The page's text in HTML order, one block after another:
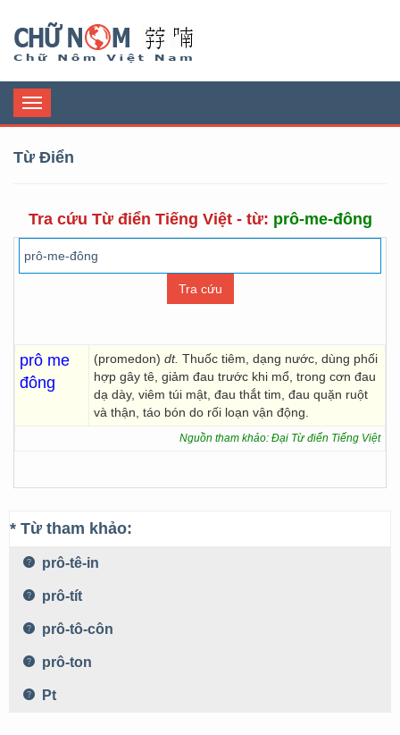
Toggle
navigation
Từ Điển
Tra cứu Từ điển Tiếng Việt - từ: prô-me-đông
prô me
đông
(promedon) dt. Thuốc tiêm, dạng nước, dùng phối
hợp gây tê, giảm đau trước khi mổ, trong cơn đau
dạ dày, viêm túi mật, đau thắt tim, đau quặn ruột
và thận, táo bón do rối loạn vận động.
Nguồn tham khảo: Đại Từ điển Tiếng Việt
* Từ tham khảo:
prô-tê-in
prô-tít
prô-tô-côn
prô-ton
Pt